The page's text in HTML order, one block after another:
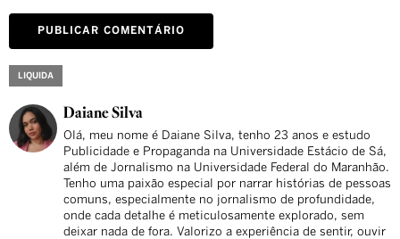
LIQUIDA
Daiane Silva
Olá, meu nome é Daiane Silva, tenho 23 anos e estudo
Publicidade e Propaganda na Universidade Estácio de Sá,
além de Jornalismo na Universidade Federal do Maranhão.
Tenho uma paixão especial por narrar histórias de pessoas
comuns, especialmente no jornalismo de profundidade,
onde cada detalhe é meticulosamente explorado, sem
deixar nada de fora. Valorizo a experiência de sentir, ouvir